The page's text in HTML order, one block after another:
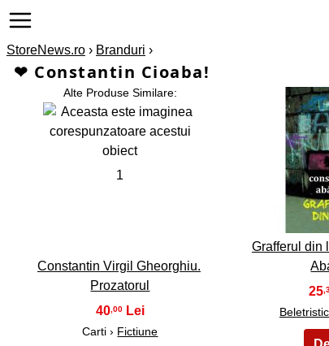
StoreNews.ro › Branduri ›
❤ Constantin Cioaba!
Alte Produse Similare:
1
Constantin Virgil Gheorghiu.
Prozatorul
40,00
Carti › Fictiune
Grafferul din
25